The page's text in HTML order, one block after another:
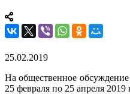
25.02.2019
На общественное
25 февраля по 25 апреля 2019